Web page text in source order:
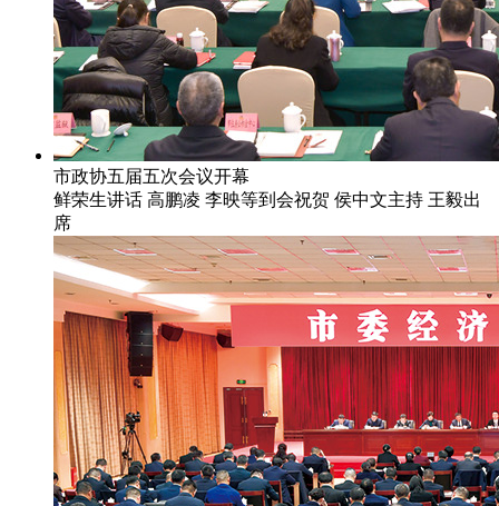
市政协五届五次会议开幕
鲜荣生讲话 高鹏凌 李映等到会祝贺 侯中文主持 王毅出
席